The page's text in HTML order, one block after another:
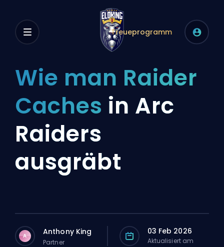
Treueprogramm
Wie man Raider
Caches in Arc
Raiders
ausgräbt
A Anthony King
Partner
03 Feb 2026
Aktualisiert am